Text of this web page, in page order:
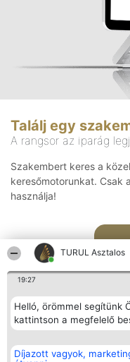
TURUL Asztalos
19:27
Helló, örömmel segítünk
kattintson a megfelelő
Díjazott vagyok,
Találj egy
A rangsor az iparág
Szakembert keres a
keresőmotorunkat. Csak
használja!
Rangsorszervező
SC Beautiful Company S.R.L.